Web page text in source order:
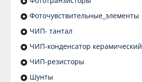
Фоточувствительные_элементы
ЧИП- тантал
ЧИП-конденсатор керамический
ЧИП-резисторы
Шунты